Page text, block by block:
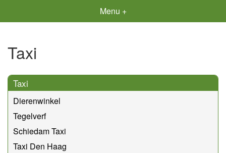
Menu +
Taxi
Taxi
Dierenwinkel
Tegelverf
Schiedam Taxi
Taxi Den Haag